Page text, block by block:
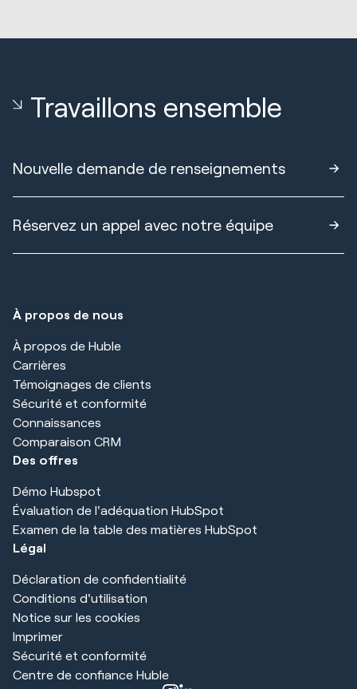
Travaillons ensemble
Nouvelle demande de renseignements
Réservez un appel avec notre équipe
À propos de nous
À propos de Huble
Carrières
Témoignages de clients
Sécurité et conformité
Connaissances
Comparaison CRM
Des offres
Démo Hubspot
Évaluation de l'adéquation HubSpot
Examen de la table des matières HubSpot
Légal
Déclaration de confidentialité
Conditions d'utilisation
Notice sur les cookies
Imprimer
Sécurité et conformité
Centre de confiance Huble